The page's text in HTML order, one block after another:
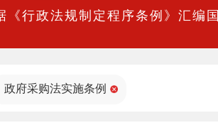
《行政法规制定程序条例》汇编
政府采购法实施条例